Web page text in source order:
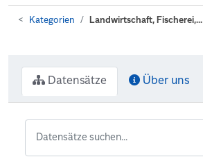
Kategorien Landwirtschaft, Fischerei,...
Datensätze Über uns